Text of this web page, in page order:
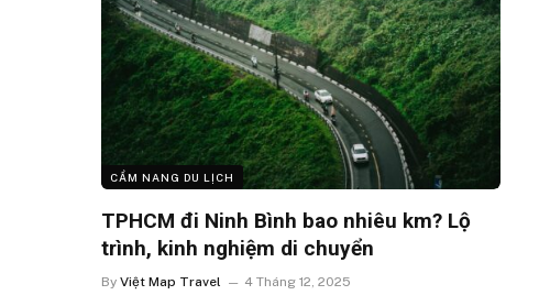
CẨM NANG DU LỊCH
TPHCM đi Ninh Bình bao nhiêu km? Lộ
trình, kinh nghiệm di chuyển
By Việt Map Travel 4 Tháng 12, 2025